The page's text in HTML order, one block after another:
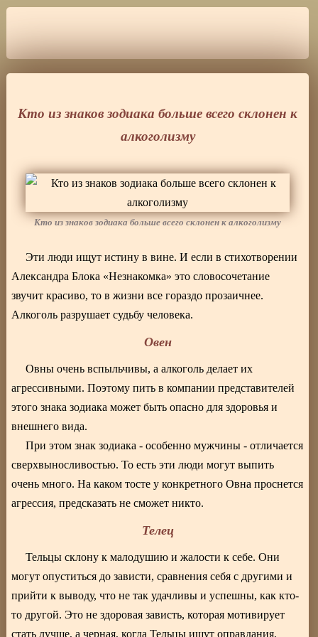
Кто из знаков зодиака больше всего склонен к
алкоголизму
Кто из знаков зодиака больше всего склонен к алкоголизму
Эти люди ищут истину в вине. И если в стихотворении
Александра Блока «Незнакомка» это словосочетание
звучит красиво, то в жизни все гораздо прозаичнее.
Алкоголь разрушает судьбу человека.
Овен
Овны очень вспыльчивы, а алкоголь делает их
агрессивными. Поэтому пить в компании представителей
этого знака зодиака может быть опасно для здоровья и
внешнего вида.
При этом знак зодиака - особенно мужчины - отличается
сверхвыносливостью. То есть эти люди могут выпить
очень много. На каком тосте у конкретного Овна проснется
агрессия, предсказать не сможет никто.
Телец
Тельцы склону к малодушию и жалости к себе. Они
могут опуститься до зависти, сравнения себя с другими и
прийти к выводу, что не так удачливы и успешны, как кто-
то другой. Это не здоровая зависть, которая мотивирует
стать лучше, а черная, когда Тельцы ищут оправдания,